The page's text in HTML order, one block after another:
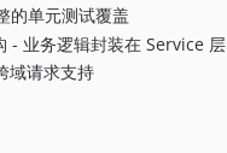
的单元测试覆盖
- 业务逻辑封装在 Service 层
域请求支持